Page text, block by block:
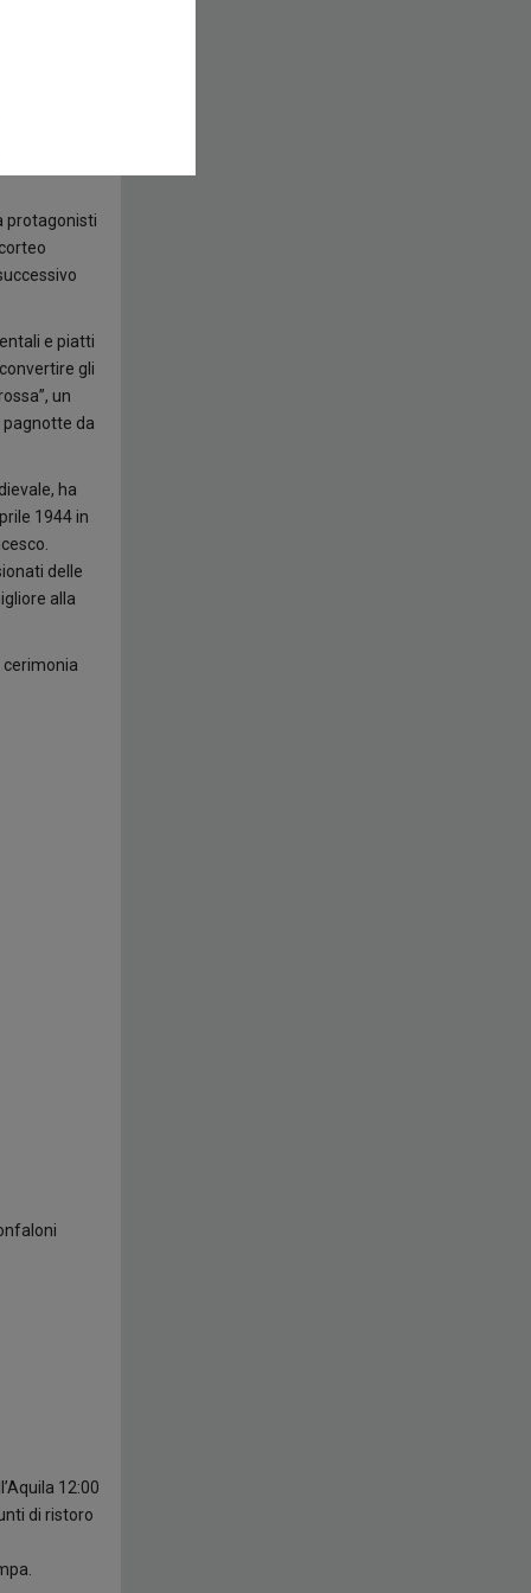
del
a colpi di
l’antico
28-
protagonisti
e piatti
gli
un
pagnotte da
ha
1944 in
delle
alla
cerimonia
12:00
di ristoro